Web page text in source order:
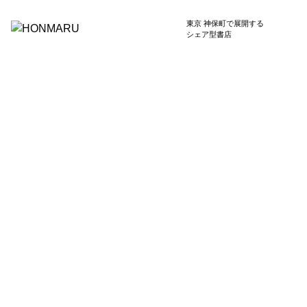
東京 神保町で展開する
シェア型書店